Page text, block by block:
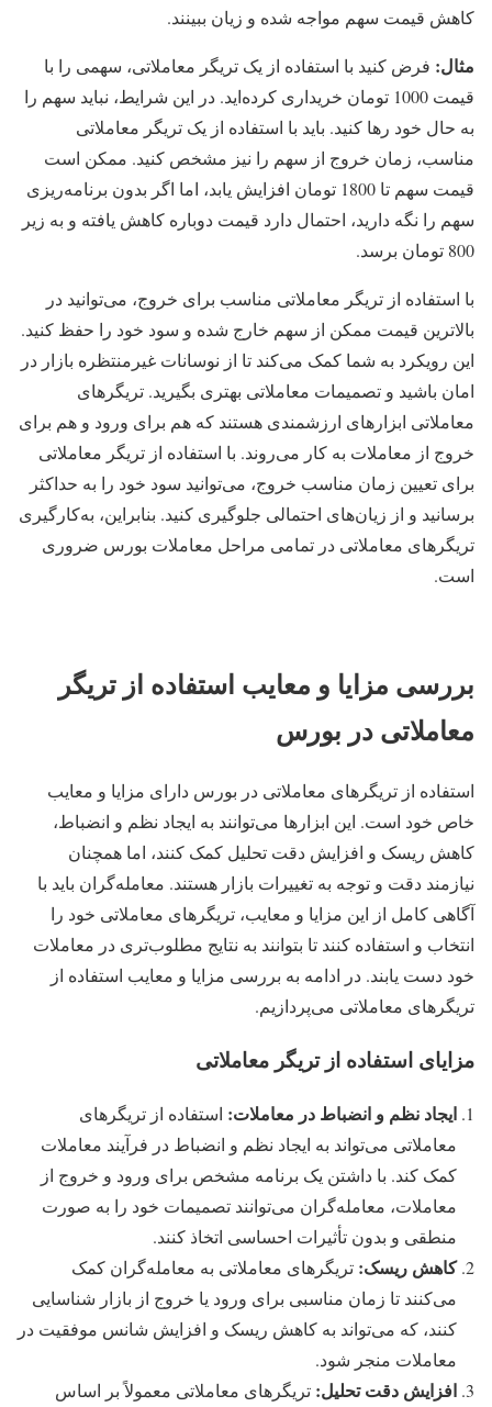
کاهش قیمت سهم مواجه شده و زیان ببینند.
مثال: فرض کنید با استفاده از یک تریگر معاملاتی، سهمی را با
قیمت 1000 تومان خریداری کرده‌اید. در این شرایط، نباید سهم را
به حال خود رها کنید. باید با استفاده از یک تریگر معاملاتی
مناسب، زمان خروج از سهم را نیز مشخص کنید. ممکن است
قیمت سهم تا 1800 تومان افزایش یابد، اما اگر بدون برنامه‌ریزی
سهم را نگه دارید، احتمال دارد قیمت دوباره کاهش یافته و به زیر
800 تومان برسد.
با استفاده از تریگر معاملاتی مناسب برای خروج، می‌توانید در
بالاترین قیمت ممکن از سهم خارج شده و سود خود را حفظ کنید.
این رویکرد به شما کمک می‌کند تا از نوسانات غیرمنتظره بازار در
امان باشید و تصمیمات معاملاتی بهتری بگیرید. تریگرهای
معاملاتی ابزارهای ارزشمندی هستند که هم برای ورود و هم برای
خروج از معاملات به کار می‌روند. با استفاده از تریگر معاملاتی
برای تعیین زمان مناسب خروج، می‌توانید سود خود را به حداکثر
برسانید و از زیان‌های احتمالی جلوگیری کنید. بنابراین، به‌کارگیری
تریگرهای معاملاتی در تمامی مراحل معاملات بورس ضروری
است.
بررسی مزایا و معایب استفاده از تریگر
معاملاتی در بورس
استفاده از تریگرهای معاملاتی در بورس دارای مزایا و معایب
خاص خود است. این ابزارها می‌توانند به ایجاد نظم و انضباط،
کاهش ریسک و افزایش دقت تحلیل کمک کنند، اما همچنان
نیازمند دقت و توجه به تغییرات بازار هستند. معامله‌گران باید با
آگاهی کامل از این مزایا و معایب، تریگرهای معاملاتی خود را
انتخاب و استفاده کنند تا بتوانند به نتایج مطلوب‌تری در معاملات
خود دست یابند. در ادامه به بررسی مزایا و معایب استفاده از
تریگرهای معاملاتی می‌پردازیم.
مزایای استفاده از تریگر معاملاتی
ایجاد نظم و انضباط در معاملات: استفاده از تریگرهای
معاملاتی می‌تواند به ایجاد نظم و انضباط در فرآیند معاملات
کمک کند. با داشتن یک برنامه مشخص برای ورود و خروج از
معاملات، معامله‌گران می‌توانند تصمیمات خود را به صورت
منطقی و بدون تأثیرات احساسی اتخاذ کنند.
کاهش ریسک: تریگرهای معاملاتی به معامله‌گران کمک
می‌کنند تا زمان مناسبی برای ورود یا خروج از بازار شناسایی
کنند، که می‌تواند به کاهش ریسک و افزایش شانس موفقیت در
معاملات منجر شود.
افزایش دقت تحلیل: تریگرهای معاملاتی معمولاً بر اساس